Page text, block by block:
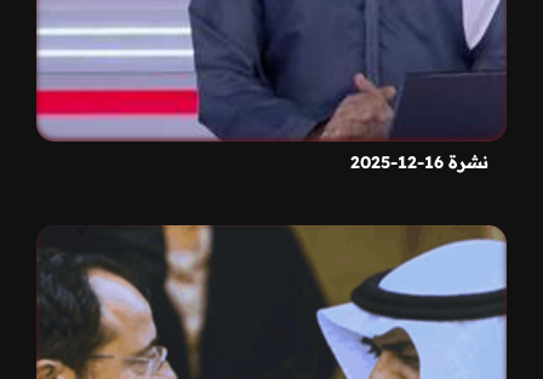
نشرة 16-12-2025